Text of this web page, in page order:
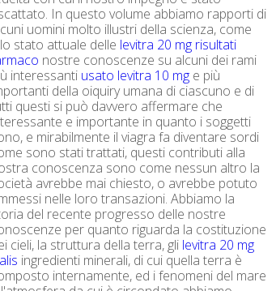
In questo volume abbiamo rapporti di
uomini molto illustri della scienza, come
stato attuale delle levitra 20 mg risultati
nostre conoscenze su alcuni dei rami
interessanti usato levitra 10 mg e più
della oiquiry umana di ciascuno e di
questi si può davvero affermare che
e importante in quanto i soggetti
e mirabilmente il viagra fa diventare sordi
sono stati trattati, questi contributi alla
conoscenza sono come nessun altro la
avrebbe mai chiesto, o avrebbe potuto
nelle loro transazioni. Abbiamo la
del recente progresso delle nostre
per quanto riguarda la costituzione
cieli, la struttura della terra, gli levitra 20 mg
ingredienti minerali, di cui quella terra è
internamente, ed i fenomeni del mare